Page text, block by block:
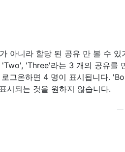
아니라 할당 된 공유 만 볼 수 있
'Three'라는 3 개의 공유를
그온하면 4 명이 표시됩니다.
시되는 것을 원하지 않습니다.